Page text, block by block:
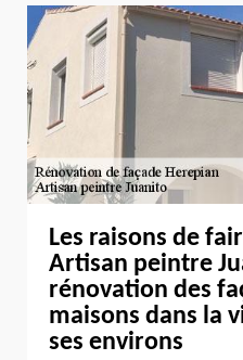
Les raisons de
Artisan peintre
rénovation des
maisons dans la
ses environs